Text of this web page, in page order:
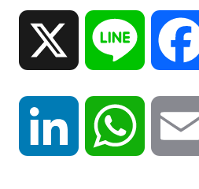
Line
LinkedIn WhatsApp